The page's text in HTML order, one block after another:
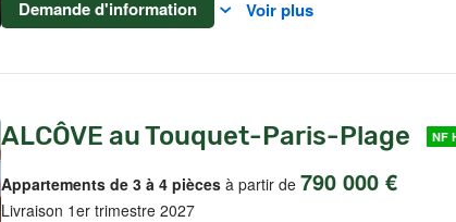
Demande d'information Voir plus
ALCÔVE au Touquet-Paris-Plage NF
Appartements de 3 à 4 pièces à partir de 790 000 €
Livraison 1er trimestre 2027